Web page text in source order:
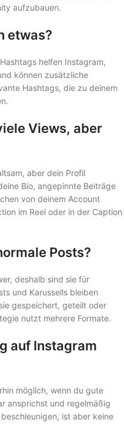
aufzubauen.
etwas?
helfen Instagram,
können zusätzliche
Hashtags, die zu deinem
Views, aber
aber dein Profil
Bio, angepinnte Beiträge
von deinem Account
im Reel oder in der Caption
Posts?
deshalb sind sie für
und Karussells bleiben
gespeichert, geteilt oder
nutzt mehrere Formate.
auf Instagram
möglich, wenn du gute
ansprichst und regelmäßig
ist aber keine